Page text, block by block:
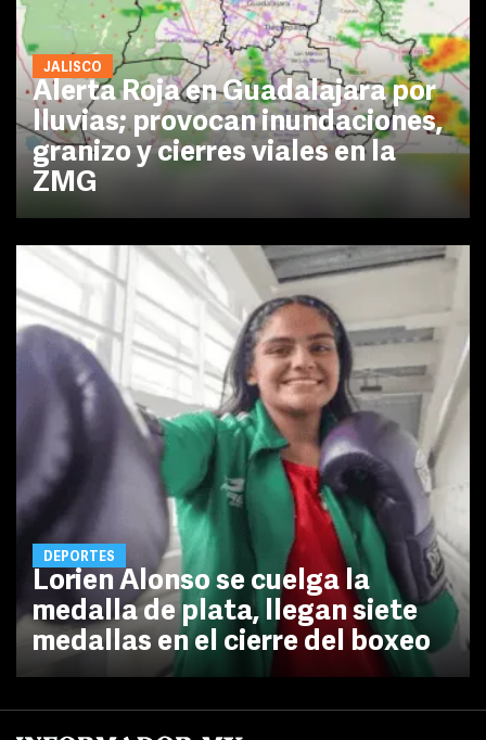
JALISCO
Alerta Roja en Guadalajara por
lluvias; provocan inundaciones,
granizo y cierres viales en la
ZMG
DEPORTES
Lorien Alonso se cuelga la
medalla de plata, llegan siete
medallas en el cierre del boxeo